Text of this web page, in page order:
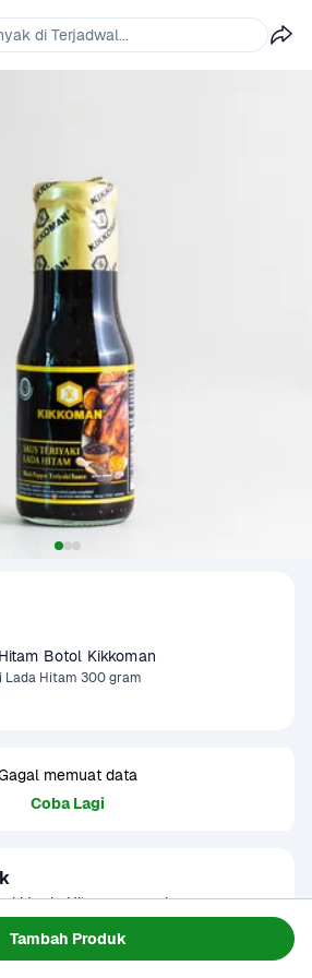
Tambah Produk
Botol Kikkoman
Lada Hitam 300 gram
memuat data
Coba Lagi
Lada Hitam merupakan saus
menghasilkan rasa khas saus
di Terjadwal...